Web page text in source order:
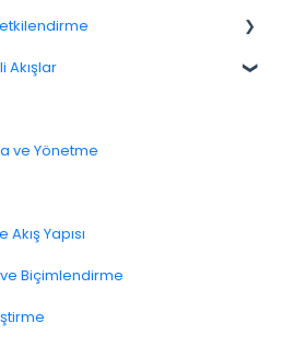
Alanı
Organizasyon Yapısı
Tercihleri
Akışlar
ve Yönetme
Yapısı
ve Biçimlendirme